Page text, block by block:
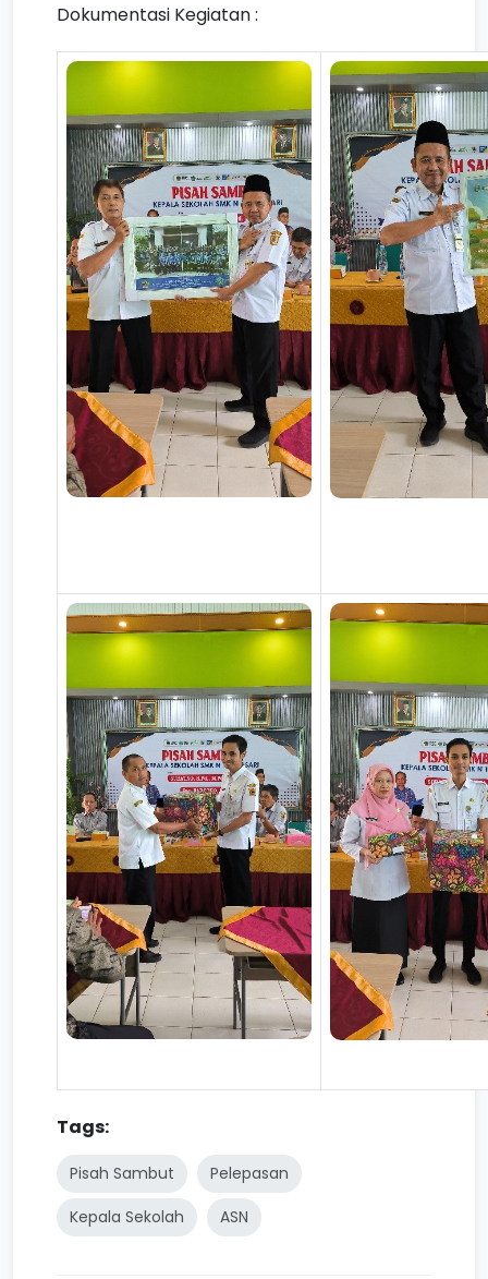
Dokumentasi Kegiatan :
Tags:
Pisah Sambut
Pelepasan
Kepala Sekolah
ASN